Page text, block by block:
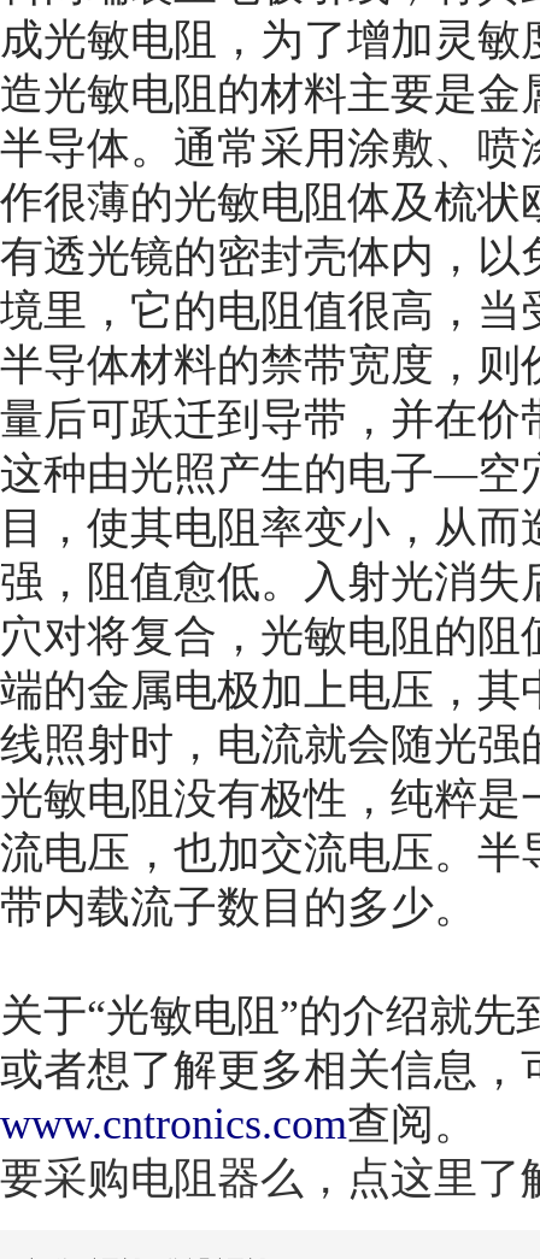
成光敏电阻，为了增加灵
造光敏电阻的材料主要是
半导体。通常采用涂敷、
作很薄的光敏电阻体及梳
有透光镜的密封壳体内，
境里，它的电阻值很高，
半导体材料的禁带宽度，
量后可跃迁到导带，并在
这种由光照产生的电子—空
目，使其电阻率变小，从
强，阻值愈低。入射光消
穴对将复合，光敏电阻的
端的金属电极加上电压，
线照射时，电流就会随光
光敏电阻没有极性，纯粹
流电压，也加交流电压。
带内载流子数目的多少。
关于“光敏电阻”的介绍就
或者想了解更多相关信息
www.cntronics.com查阅。
要采购电阻器么，点这里了